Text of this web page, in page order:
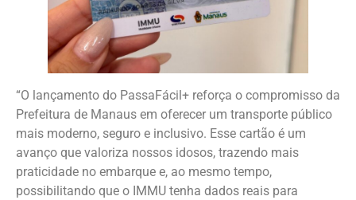
“O lançamento do PassaFácil+ reforça o compromisso da
Prefeitura de Manaus em oferecer um transporte público
mais moderno, seguro e inclusivo. Esse cartão é um
avanço que valoriza nossos idosos, trazendo mais
praticidade no embarque e, ao mesmo tempo,
possibilitando que o IMMU tenha dados reais para